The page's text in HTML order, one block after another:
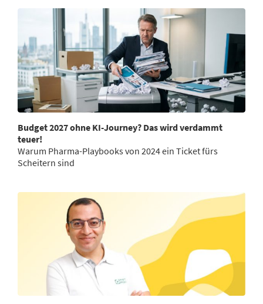
Budget 2027 ohne KI-Journey? Das wird verdammt
teuer!
Warum Pharma-Playbooks von 2024 ein Ticket fürs
Scheitern sind